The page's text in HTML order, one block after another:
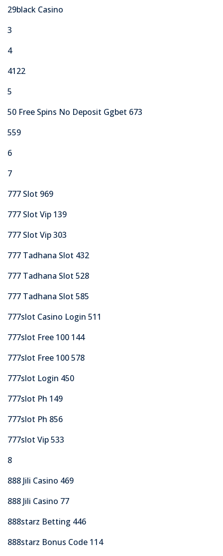
29black Casino
3
4
4122
5
50 Free Spins No Deposit Ggbet 673
559
6
7
777 Slot 969
777 Slot Vip 139
777 Slot Vip 303
777 Tadhana Slot 432
777 Tadhana Slot 528
777 Tadhana Slot 585
777slot Casino Login 511
777slot Free 100 144
777slot Free 100 578
777slot Login 450
777slot Ph 149
777slot Ph 856
777slot Vip 533
8
888 Jili Casino 469
888 Jili Casino 77
888starz Betting 446
888starz Bonus Code 114